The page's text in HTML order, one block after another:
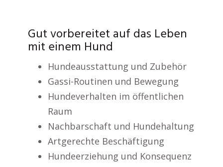
Gut vorbereitet auf das Leben
mit einem Hund
Hundeausstattung und Zubehör
Gassi-Routinen und Bewegung
Hundeverhalten im öffentlichen
Raum
Nachbarschaft und Hundehaltung
Artgerechte Beschäftigung
Hundeerziehung und Konsequenz